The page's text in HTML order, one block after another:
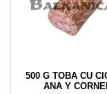
500 G TOBA CU
ANA Y